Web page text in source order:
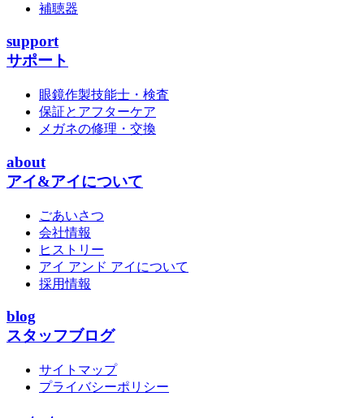
補聴器
support
サポート
眼鏡作製技能士・検査
保証とアフターケア
メガネの修理・交換
about
アイ&アイについて
ごあいさつ
会社情報
ヒストリー
アイ アンド アイについて
採用情報
blog
スタッフブログ
サイトマップ
プライバシーポリシー